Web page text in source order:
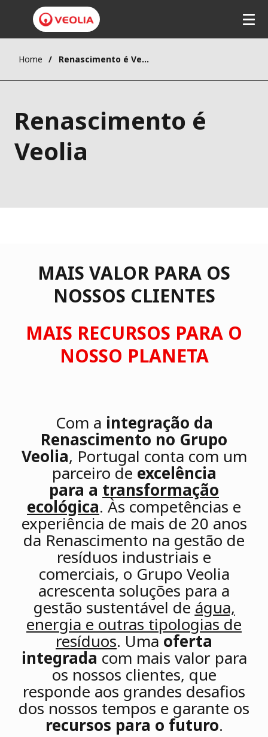
Home Renascimento é Veolia
Renascimento é
Veolia
MAIS VALOR PARA OS
NOSSOS CLIENTES
MAIS RECURSOS PARA O
NOSSO PLANETA
Com a integração da
Renascimento no Grupo
Veolia, Portugal conta com um
parceiro de excelência
para a transformação
ecológica. Às competências e
experiência de mais de 20 anos
da Renascimento na gestão de
resíduos industriais e
comerciais, o Grupo Veolia
acrescenta soluções para a
gestão sustentável de água,
energia e outras tipologias de
resíduos. Umaoferta
integrada com mais valor para
os nossos clientes, que
responde aos grandes desafios
dos nossos tempos e garante os
recursos para o futuro.